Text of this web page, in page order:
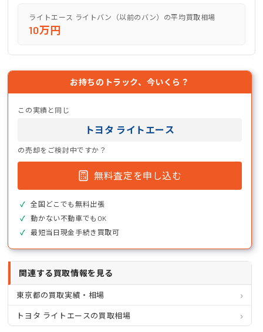
ライトエース ライトバン（以前のバン）の平均買取相場
10万円
お持ちのトラック、今いくら？
この実績と同じ
トヨタ ライトエース
の売却をご検討中ですか？
無料査定を申し込む
全国どこでも無料出張
動かない不動車でもOK
最短当日現金手続き買取可
関連する買取情報を見る
東京都の買取実績・相場
トヨタ ライトエースの買取相場